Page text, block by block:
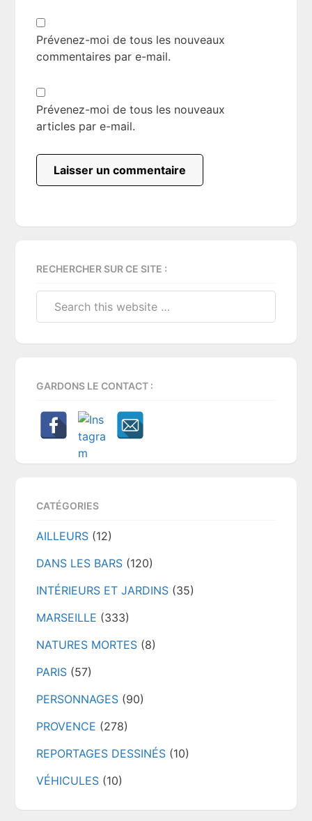
Prévenez-moi de tous les nouveaux
commentaires par e-mail.
Prévenez-moi de tous les nouveaux
articles par e-mail.
Sidebar
RECHERCHER SUR CE SITE :
GARDONS LE CONTACT :
CATÉGORIES
AILLEURS (12)
DANS LES BARS (120)
INTÉRIEURS ET JARDINS (35)
MARSEILLE (333)
NATURES MORTES (8)
PARIS (57)
PERSONNAGES (90)
PROVENCE (278)
REPORTAGES DESSINÉS (10)
VÉHICULES (10)